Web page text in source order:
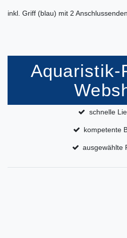
inkl. Griff (blau) mit 2
Aquaristik-
schnelle
kompetente
ausgewählte